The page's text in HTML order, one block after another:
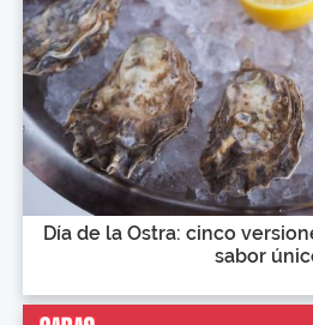
Día de la Ostra: cinco
sabor